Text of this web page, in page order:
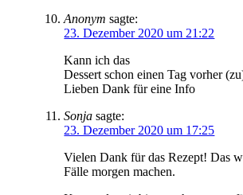
Anonym sagte:
23. Dezember 2020 um 21:22
Kann ich das
Dessert schon einen Tag vorher
Lieben Dank für eine Info
Sonja sagte:
23. Dezember 2020 um 17:25
Vielen Dank für das Rezept! Das
Fälle morgen machen.